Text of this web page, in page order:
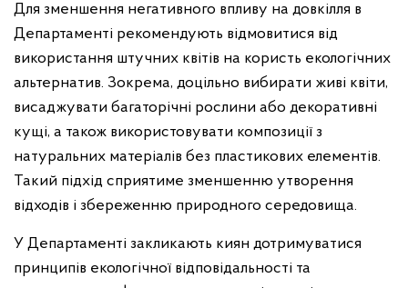
Для зменшення негативного впливу на довкілля в
Департаменті рекомендують відмовитися від
використання штучних квітів на користь екологічних
альтернатив. Зокрема, доцільно вибирати живі квіти,
висаджувати багаторічні рослини або декоративні
кущі, а також використовувати композиції з
натуральних матеріалів без пластикових елементів.
Такий підхід сприятиме зменшенню утворення
відходів і збереженню природного середовища.
У Департаменті закликають киян дотримуватися
принципів екологічної відповідальності та